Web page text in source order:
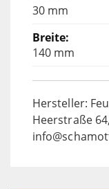
30 mm
140 mm
Hersteller:
Heerstraße